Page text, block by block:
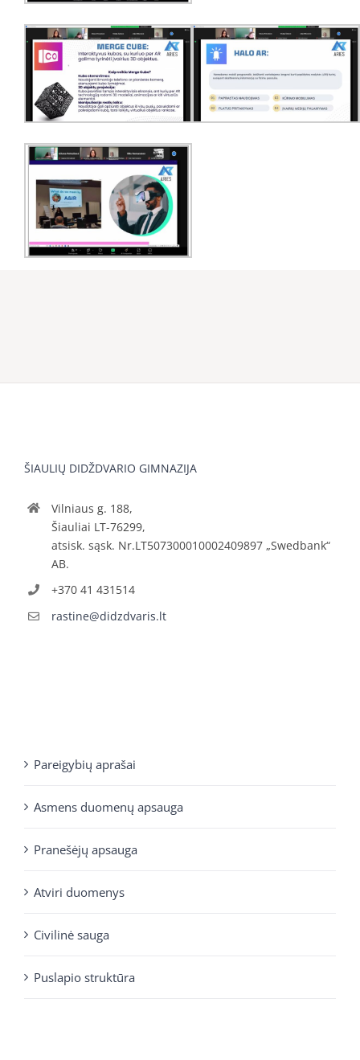
ŠIAULIŲ DIDŽDVARIO GIMNAZIJA
Vilniaus g. 188,
Šiauliai LT-76299,
atsisk. sąsk. Nr.LT507300010002409897 „Swedbank“
AB.
+370 41 431514
rastine@didzdvaris.lt
Pareigybių aprašai
Asmens duomenų apsauga
Pranešėjų apsauga
Atviri duomenys
Civilinė sauga
Puslapio struktūra